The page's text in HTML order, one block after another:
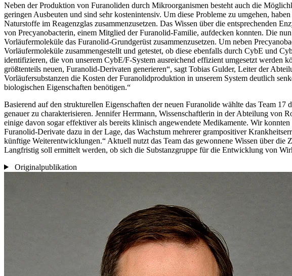
Neben der Produktion von Furanoliden durch Mikroorganismen besteht auch die
geringen Ausbeuten und sind sehr kostenintensiv. Um diese Probleme zu umgehen,
Naturstoffe im Reagenzglas zusammenzusetzen. Das Wissen über die entsprechenden
von Precyanobacterin, einem Mitglied der Furanolid-Familie, aufdecken konnten. Die
Vorläufermoleküle das Furanolid-Grundgerüst zusammenzusetzen. Um neben
Vorläufermoleküle zusammengestellt und getestet, ob diese ebenfalls durch CybE und
identifizieren, die von unserem CybE/F-System ausreichend effizient umgesetzt werden
größtenteils neuen, Furanolid-Derivaten generieren“, sagt Tobias Gulder, Leiter der
Vorläufersubstanzen die Kosten der Furanolidproduktion in unserem System deutlich
biologischen Eigenschaften benötigen.“
Basierend auf den strukturellen Eigenschaften der neuen Furanolide wählte das Team
genauer zu charakterisieren. Jennifer Herrmann, Wissenschaftlerin in der Abteilung von
einige davon sogar effektiver als bereits klinisch angewendete Medikamente. Wir
Furanolid-Derivate dazu in der Lage, das Wachstum mehrerer grampositiver
künftige Weiterentwicklungen.“ Aktuell nutzt das Team das gewonnene Wissen über
Langfristig soll ermittelt werden, ob sich die Substanzgruppe für die Entwicklung von
Originalpublikation